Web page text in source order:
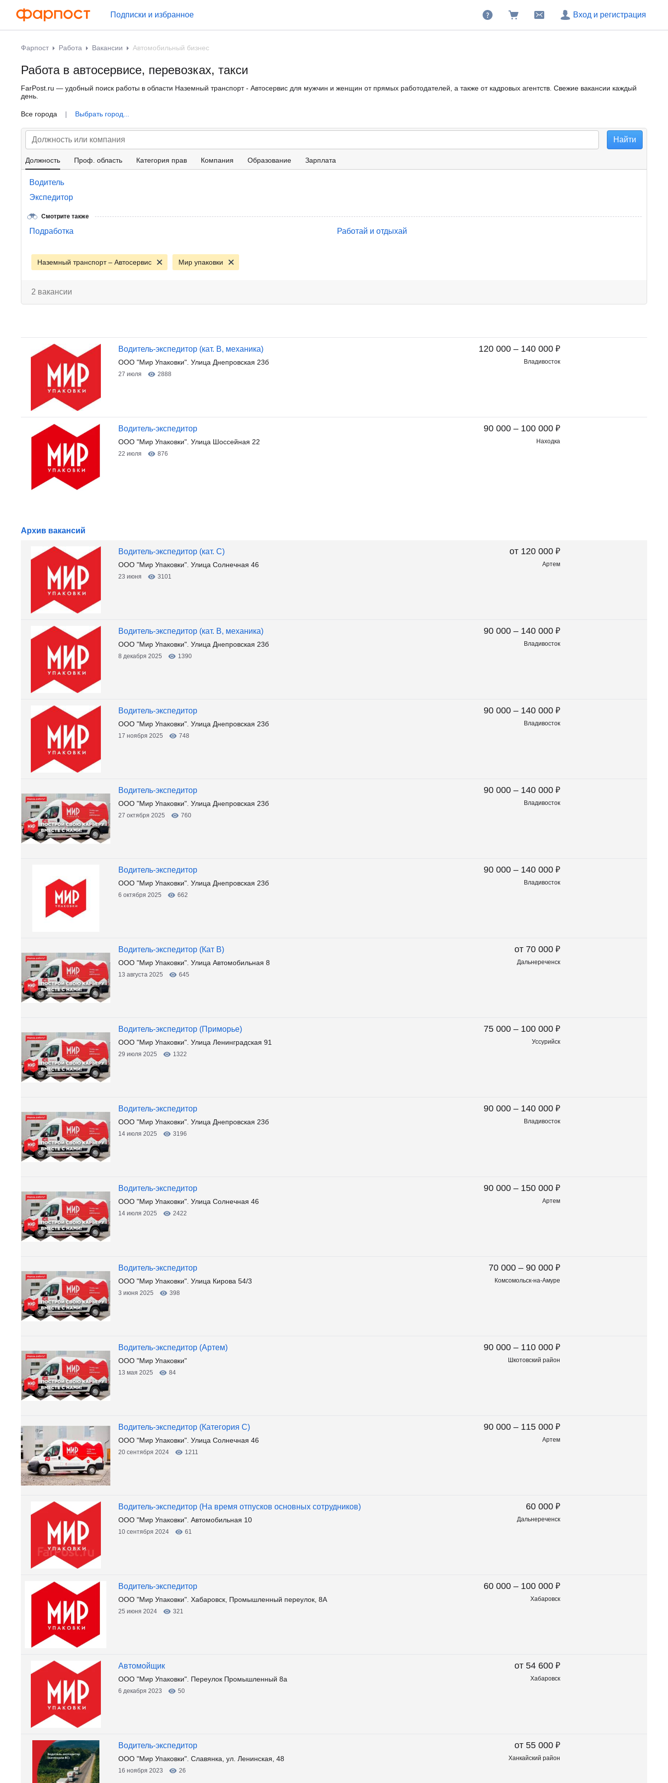
Подписки и избранное Вход и регистрация
Фарпост Работа Вакансии Автомобильный бизнес
Работа в автосервисе, перевозках, такси
FarPost.ru — удобный поиск работы в области Наземный транспорт - Автосервис для мужчин и женщин от прямых работодателей, а также от кадровых агентств. Свежие вакансии каждый
день.
Все города | Выбрать город...
Должность Проф. область Категория прав Компания Образование Зарплата
Водитель
Экспедитор
Смотрите также
Подработка Работай и отдыхай
Наземный транспорт – Автосервис Мир упаковки
2 вакансии
120 000 – 140 000 ₽
Владивосток
Водитель-экспедитор (кат. B, механика)
ООО "Мир Упаковки". Улица Днепровская 23б
27 июля 2888
90 000 – 100 000 ₽
Находка
Водитель-экспедитор
ООО "Мир Упаковки". Улица Шоссейная 22
22 июля 876
Архив вакансий
от 120 000 ₽
Артем
Водитель-экспедитор (кат. С)
ООО "Мир Упаковки". Улица Солнечная 46
23 июня 3101
90 000 – 140 000 ₽
Владивосток
Водитель-экспедитор (кат. B, механика)
ООО "Мир Упаковки". Улица Днепровская 23б
8 декабря 2025 1390
90 000 – 140 000 ₽
Владивосток
Водитель-экспедитор
ООО "Мир Упаковки". Улица Днепровская 23б
17 ноября 2025 748
90 000 – 140 000 ₽
Владивосток
Водитель-экспедитор
ООО "Мир Упаковки". Улица Днепровская 23б
27 октября 2025 760
90 000 – 140 000 ₽
Владивосток
Водитель-экспедитор
ООО "Мир Упаковки". Улица Днепровская 23б
6 октября 2025 662
от 70 000 ₽
Дальнереченск
Водитель-экспедитор (Кат В)
ООО "Мир Упаковки". Улица Автомобильная 8
13 августа 2025 645
75 000 – 100 000 ₽
Уссурийск
Водитель-экспедитор (Приморье)
ООО "Мир Упаковки". Улица Ленинградская 91
29 июля 2025 1322
90 000 – 140 000 ₽
Владивосток
Водитель-экспедитор
ООО "Мир Упаковки". Улица Днепровская 23б
14 июля 2025 3196
90 000 – 150 000 ₽
Артем
Водитель-экспедитор
ООО "Мир Упаковки". Улица Солнечная 46
14 июля 2025 2422
70 000 – 90 000 ₽
Комсомольск-на-Амуре
Водитель-экспедитор
ООО "Мир Упаковки". Улица Кирова 54/3
3 июня 2025 398
90 000 – 110 000 ₽
Шкотовский район
Водитель-экспедитор (Артем)
ООО "Мир Упаковки"
13 мая 2025 84
90 000 – 115 000 ₽
Артем
Водитель-экспедитор (Категория С)
ООО "Мир Упаковки". Улица Солнечная 46
20 сентября 2024 1211
60 000 ₽
Дальнереченск
Водитель-экспедитор (На время отпусков основных сотрудников)
ООО "Мир Упаковки". Автомобильная 10
10 сентября 2024 61
60 000 – 100 000 ₽
Хабаровск
Водитель-экспедитор
ООО "Мир Упаковки". Хабаровск, Промышленный переулок, 8А
25 июня 2024 321
от 54 600 ₽
Хабаровск
Автомойщик
ООО "Мир Упаковки". Переулок Промышленный 8а
6 декабря 2023 50
от 55 000 ₽
Ханкайский район
Водитель-экспедитор
ООО "Мир Упаковки". Славянка, ул. Ленинская, 48
16 ноября 2023 26